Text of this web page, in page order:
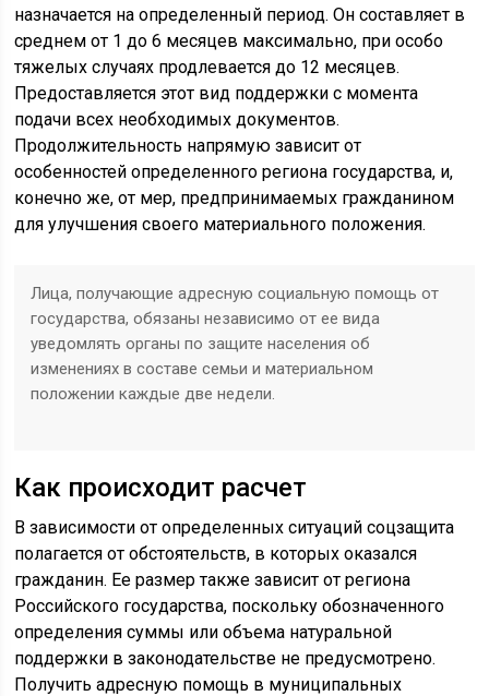
назначается на определенный период. Он составляет в
среднем от 1 до 6 месяцев максимально, при особо
тяжелых случаях продлевается до 12 месяцев.
Предоставляется этот вид поддержки с момента
подачи всех необходимых документов.
Продолжительность напрямую зависит от
особенностей определенного региона государства, и,
конечно же, от мер, предпринимаемых гражданином
для улучшения своего материального положения.
Лица, получающие адресную социальную помощь от
государства, обязаны независимо от ее вида
уведомлять органы по защите населения об
изменениях в составе семьи и материальном
положении каждые две недели.
Как происходит расчет
В зависимости от определенных ситуаций соцзащита
полагается от обстоятельств, в которых оказался
гражданин. Ее размер также зависит от региона
Российского государства, поскольку обозначенного
определения суммы или объема натуральной
поддержки в законодательстве не предусмотрено.
Получить адресную помощь в муниципальных